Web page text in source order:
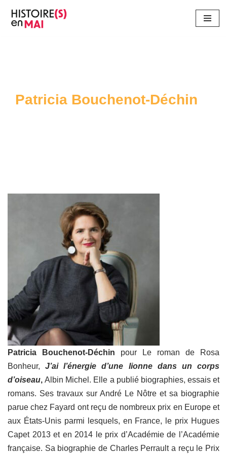
Aller
Patricia Bouchenot-Déchin
Patricia Bouchenot-Déchin pour Le roman de Rosa
Bonheur,J’ai l’énergie d’une lionne dans un corps
d’oiseau, Albin Michel. Elle a publié biographies, essais et
romans. Ses travaux sur André Le Nôtre et sa biographie
parue chez Fayard ont reçu de nombreux prix en Europe et
aux États-Unis parmi lesquels, en France, le prix Hugues
Capet 2013 et en 2014 le prix d’Académie de l’Académie
française. Sa biographie de Charles Perrault a reçu le Prix